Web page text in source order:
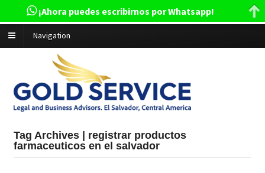
Navigation
Tag Archives | registrar productos
farmaceuticos en el salvador
¡Ahora puedes escribirnos por Whatsapp!